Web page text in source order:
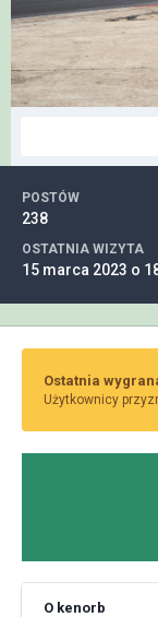
POSTÓW
238
OSTATNIA WIZYTA
15 marca 2023 o
Ostatnia
Użytkownicy
O kenorb